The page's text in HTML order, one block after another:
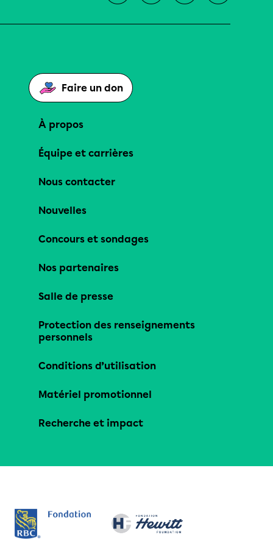
Faire un don
À propos
Équipe et carrières
Nous contacter
Nouvelles
Concours et sondages
Nos partenaires
Salle de presse
Protection des renseignements
personnels
Conditions d’utilisation
Matériel promotionnel
Recherche et impact